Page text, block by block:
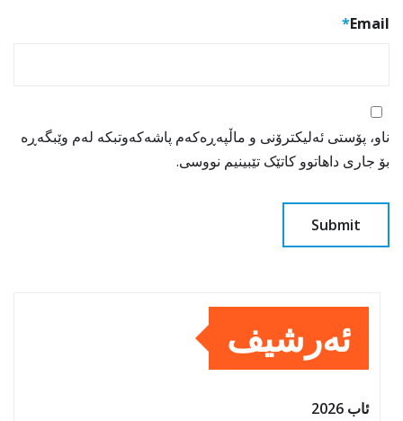
Email
*
ناو، پۆستی ئەلیکترۆنی و ماڵپەڕەکەم پاشەکەوتبکە لەم وێبگەڕە
بۆ جاری داهاتوو کاتێک تێبینیم نووسی.
ئەرشیف
ئاب 2026